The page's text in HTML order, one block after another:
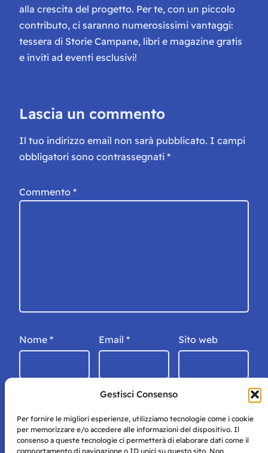
Gestisci Consenso
Per fornire le migliori esperienze, utilizziamo tecnologie come i cookie
per memorizzare e/o accedere alle informazioni del dispositivo. Il
consenso a queste tecnologie ci permetterà di elaborare dati come il
comportamento di navigazione o ID unici su questo sito. Non
alla crescita del progetto. Per te, con un piccolo
contributo, ci saranno numerosissimi vantaggi:
tessera di Storie Campane, libri e magazine gratis
e inviti ad eventi esclusivi!
Lascia un commento
Il tuo indirizzo email non sarà pubblicato. I campi
obbligatori sono contrassegnati *
Commento *
Nome * Email * Sito web